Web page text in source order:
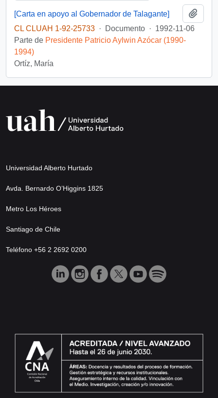
[Carta en apoyo al Gobernador de Talagante]
CL CLUAH 1-92-25733 · Documento · 1992-11-06
Parte de Presidente Patricio Aylwin Azócar (1990-
1994)
Ortíz, María
Universidad Alberto Hurtado
Avda. Bernardo O’Higgins 1825
Metro Los Héroes
Santiago de Chile
Teléfono +56 2 2692 0200